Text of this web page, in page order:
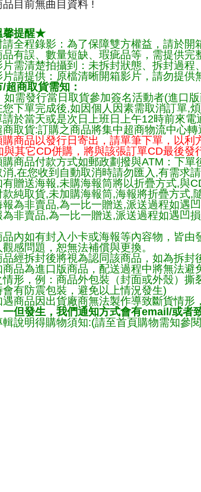
品目前無曲目資料 !
提醒★
請全程錄影：為了保障雙方權益，請於開
品有誤、數量短缺、瑕疵品等，需提供
片需清楚拍攝到：未拆封狀態、拆封過程
片請提供：原檔清晰開箱影片，請勿提供
/超商取貨需知：
需發行當日取貨參加簽名活動者(進口版
您下單完成後,如因個人因素需取消訂單,
請於當天或是次日上班日上午12時前來電
商取貨:訂購之商品將集中超商物流中心
購商品以發行日寄出，請單筆下單，以利
其它CD併購，將與該張訂單CD最後發
購商品付款方式如郵政劃撥與ATM：下
消,在您收到自動取消時請勿匯入,有需求
有贈送海報,未購海報筒將以折疊方式,與
款純取貨,未加購海報筒,海報將折疊方式,
報為非賣品,為一比一贈送,派送過程如遇
為非賣品,為一比一贈送,派送過程如遇凹損
品內如有封入小卡或海報等內容物，皆
感問題，恕無法補償與更換。
品經拆封後將視為認同該商品，如為拆
商品為進口版商品，配送過程中將無法
情形，例：商品外包裝（封面或外殼）
會有防震包裝，避免以上情況發生)
遇商品因出貨廠商無法製作導致斷貨情
一但發生，我們通知方式會有email/或者
輯說明得購物須知:(請至首頁購物需知參